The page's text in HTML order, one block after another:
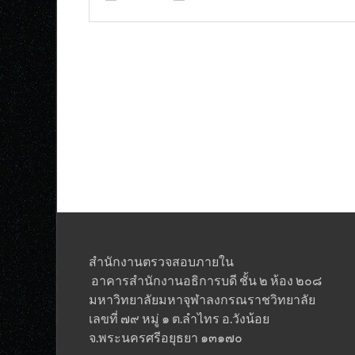
สำนักงานตรวจสอบภายใน
อาคารสำนักงานอธิการบดี ชั้น ๒ ห้อง ๒๐๘
มหาวิทยาลัยมหาจุฬาลงกรณราชวิทยาลัย
เลขที่ ๗๙ หมู่ ๑ ต.ลำไทร อ.วังน้อย
จ.พระนครศรีอยุธยา ๑๓๑๗๐